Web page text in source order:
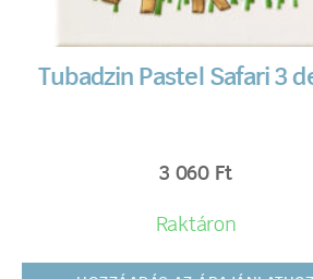
Tubadzin Pastel Safari 3
3 060 Ft
Raktáron